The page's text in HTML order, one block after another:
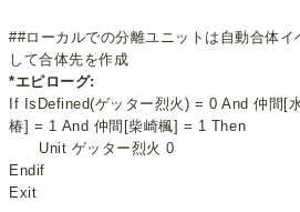
##ローカルでの分離ユニットは自動合体イ
して合体先を作成
*エピローグ:
If IsDefined(ゲッター烈火) = 0 And 仲間[
椿] = 1 And 仲間[柴崎楓] = 1 Then
Unit ゲッター烈火 0
Endif
Exit